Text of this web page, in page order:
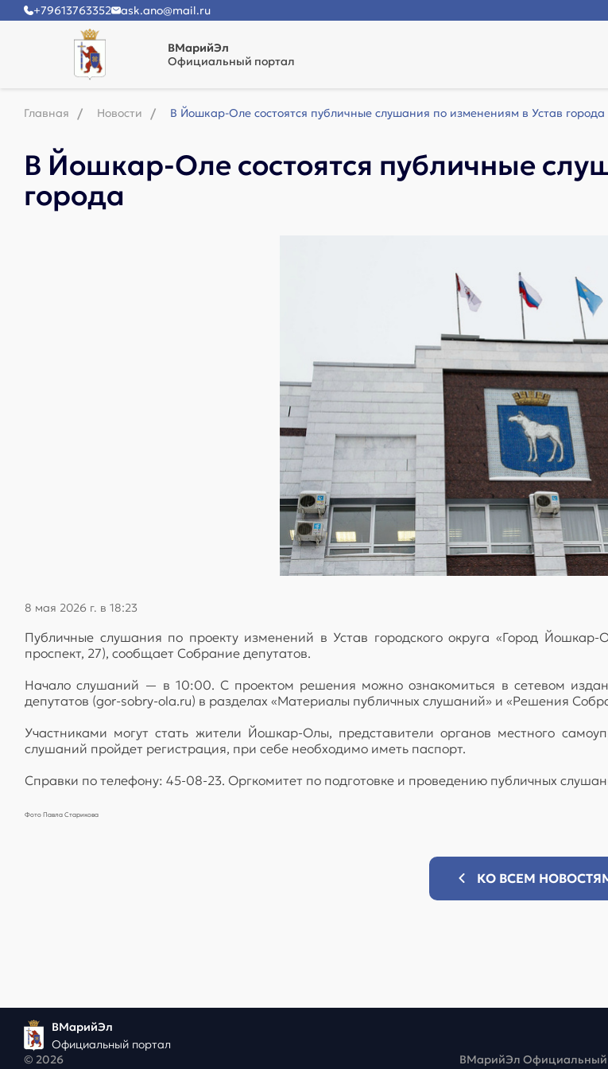
+79613763352 ask.ano@mail.ru
ВМарийЭл
Официальный портал
Главная Новости В Йошкар-Оле состоятся публичные слушания по изменениям в Устав города
В Йошкар-Оле состоятся публичные
города
8 мая 2026 г. в 18:23
Публичные слушания по проекту изменений в Устав городского округа «Город
проспект, 27), сообщает Собрание депутатов.
Начало слушаний — в 10:00. С проектом решения можно ознакомиться в сетевом
депутатов (gor-sobry-ola.ru) в разделах «Материалы публичных слушаний» и «Решения
Участниками могут стать жители Йошкар-Олы, представители органов местного
слушаний пройдет регистрация, при себе необходимо иметь паспорт.
Справки по телефону: 45-08-23. Оргкомитет по подготовке и проведению публичных
Фото Павла Старикова
КО ВСЕМ
ВМарийЭл
Официальный портал
© 2026
ВМарийЭл Официальный